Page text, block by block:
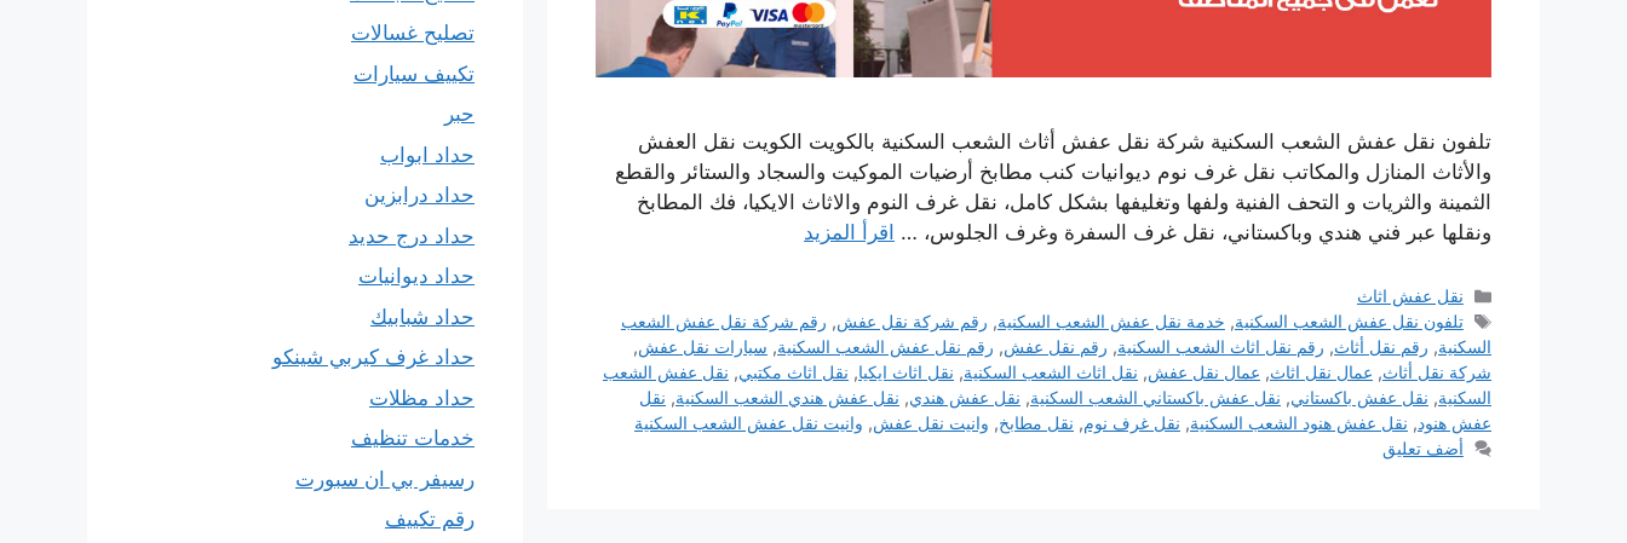
تلفون نقل عفش الشعب السكنية شركة نقل عفش أثاث الشعب السكنية بالكويت الكويت نقل العفش
والأثاث المنازل والمكاتب نقل غرف نوم ديوانيات كنب مطابخ أرضيات الموكيت والسجاد والستائر والقطع
الثمينة والثريات و التحف الفنية ولفها وتغليفها بشكل كامل، نقل غرف النوم والاثاث الايكيا، فك المطابخ
ونقلها عبر فني هندي وباكستاني، نقل غرف السفرة وغرف الجلوس، … اقرأ المزيد
التصنيفات
نقل عفش اثاث
الوسوم
تلفون نقل عفش الشعب السكنية, خدمة نقل عفش الشعب السكنية, رقم شركة نقل عفش, رقم شركة نقل عفش الشعب
السكنية, رقم نقل أثاث, رقم نقل اثاث الشعب السكنية, رقم نقل عفش, رقم نقل عفش الشعب السكنية, سيارات نقل عفش,
شركة نقل أثاث, عمال نقل اثاث, عمال نقل عفش, نقل اثاث الشعب السكنية, نقل اثاث ايكيا, نقل اثاث مكتبي, نقل عفش الشعب
السكنية, نقل عفش باكستاني, نقل عفش باكستاني الشعب السكنية, نقل عفش هندي, نقل عفش هندي الشعب السكنية, نقل
عفش هنود, نقل عفش هنود الشعب السكنية, نقل غرف نوم, نقل مطابخ, وانيت نقل عفش, وانيت نقل عفش الشعب السكنية
أضف تعليق
تصليح غسالات
تكييف سيارات
حبر
حداد ابواب
حداد درابزين
حداد درج حديد
حداد ديوانيات
حداد شبابيك
حداد غرف كيربي شينكو
حداد مظلات
خدمات تنظيف
رسيفر بي ان سبورت
رقم تكييف